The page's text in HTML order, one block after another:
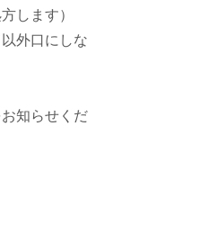
します）
外口にしな
知らせくだ